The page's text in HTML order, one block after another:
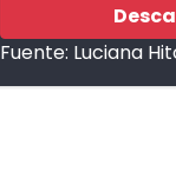
Fuente: Luciana